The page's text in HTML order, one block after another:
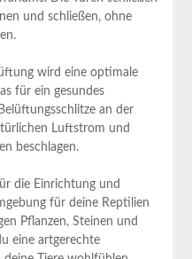
und schließen, ohne
wird eine optimale
für ein gesundes
an der
Luftstrom und
beschlagen.
die Einrichtung und
für deine Reptilien
Pflanzen, Steinen und
eine artgerechte